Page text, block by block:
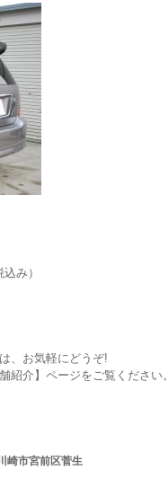
込み）
、お気軽にどうぞ!
介】ページをご覧ください。
市宮前区菅生